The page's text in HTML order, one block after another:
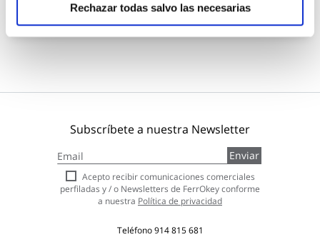
Rechazar todas salvo las necesarias
Añadir al carrito
Subscríbete a nuestra Newsletter
a
nuestro
boletín
de
Enviar
Acepto recibir comunicaciones comerciales
perfiladas y / o Newsletters de FerrOkey conforme
a nuestra Política de privacidad
Teléfono914 815 681